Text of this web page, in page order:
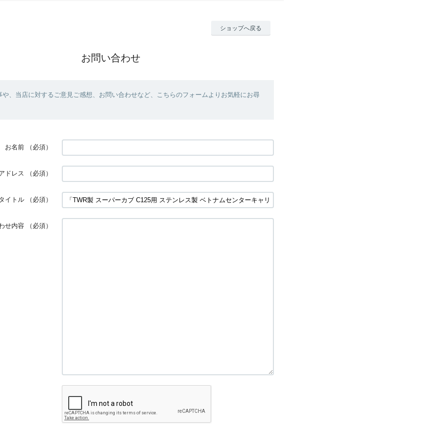
ショップへ戻る
お問い合わせ
や、当店に対するご意見ご感想、お問い合わせなど、こちらのフォームよりお気軽にお尋
お名前 （必須）
ドレス （必須）
イトル （必須）
せ内容 （必須）